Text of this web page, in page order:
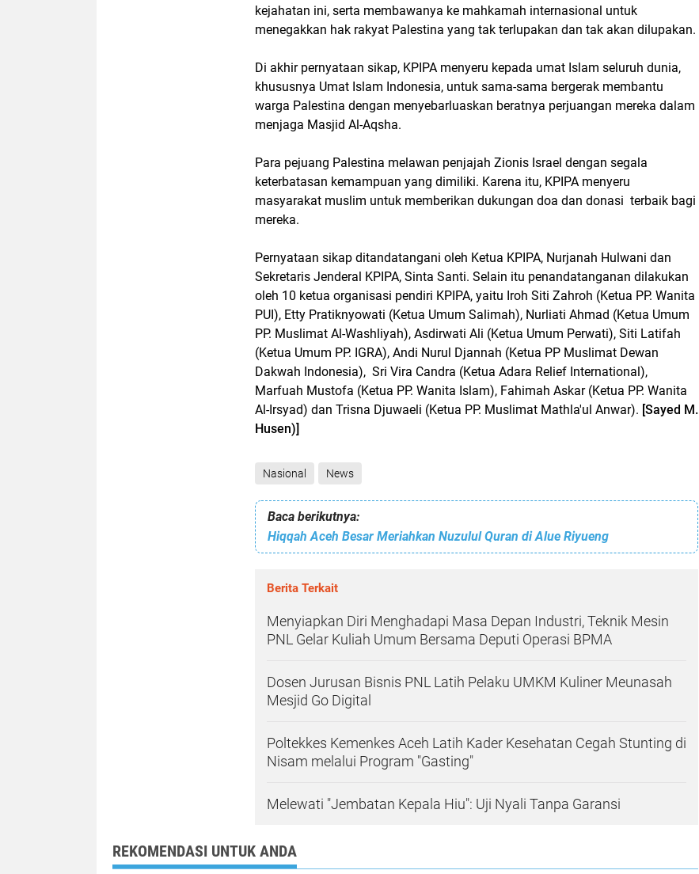
kejahatan ini, serta membawanya ke mahkamah internasional untuk
menegakkan hak rakyat Palestina yang tak terlupakan dan tak akan dilupakan.
Di akhir pernyataan sikap, KPIPA menyeru kepada umat Islam seluruh dunia,
khususnya Umat Islam Indonesia, untuk sama-sama bergerak membantu
warga Palestina dengan menyebarluaskan beratnya perjuangan mereka dalam
menjaga Masjid Al-Aqsha.
Para pejuang Palestina melawan penjajah Zionis Israel dengan segala
keterbatasan kemampuan yang dimiliki. Karena itu, KPIPA menyeru
masyarakat muslim untuk memberikan dukungan doa dan donasi terbaik bagi
mereka.
Pernyataan sikap ditandatangani oleh Ketua KPIPA, Nurjanah Hulwani dan
Sekretaris Jenderal KPIPA, Sinta Santi. Selain itu penandatanganan dilakukan
oleh 10 ketua organisasi pendiri KPIPA, yaitu Iroh Siti Zahroh (Ketua PP. Wanita
PUI), Etty Pratiknyowati (Ketua Umum Salimah), Nurliati Ahmad (Ketua Umum
PP. Muslimat Al-Washliyah), Asdirwati Ali (Ketua Umum Perwati), Siti Latifah
(Ketua Umum PP. IGRA), Andi Nurul Djannah (Ketua PP Muslimat Dewan
Dakwah Indonesia), Sri Vira Candra (Ketua Adara Relief International),
Marfuah Mustofa (Ketua PP. Wanita Islam), Fahimah Askar (Ketua PP. Wanita
Al-Irsyad) dan Trisna Djuwaeli (Ketua PP. Muslimat Mathla'ul Anwar). [Sayed M.
Husen)]
Nasional News
Baca berikutnya:
Hiqqah Aceh Besar Meriahkan Nuzulul Quran di Alue Riyueng
Berita Terkait
Menyiapkan Diri Menghadapi Masa Depan Industri, Teknik Mesin
PNL Gelar Kuliah Umum Bersama Deputi Operasi BPMA
Dosen Jurusan Bisnis PNL Latih Pelaku UMKM Kuliner Meunasah
Mesjid Go Digital
Poltekkes Kemenkes Aceh Latih Kader Kesehatan Cegah Stunting di
Nisam melalui Program "Gasting"
Melewati "Jembatan Kepala Hiu": Uji Nyali Tanpa Garansi
REKOMENDASI UNTUK ANDA